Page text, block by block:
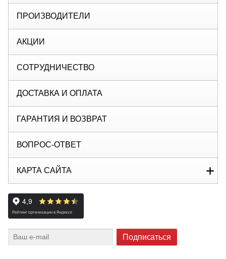
ПРОИЗВОДИТЕЛИ
АКЦИИ
СОТРУДНИЧЕСТВО
ДОСТАВКА И ОПЛАТА
ГАРАНТИЯ И ВОЗВРАТ
ВОПРОС-ОТВЕТ
КАРТА САЙТА